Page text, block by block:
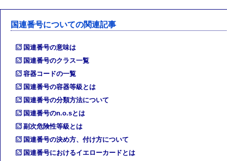
国連番号についての関連記事
国連番号の意味は
国連番号のクラス一覧
容器コードの一覧
国連番号の容器等級とは
国連番号の分類方法について
国連番号のn.o.sとは
副次危険性等級とは
国連番号の決め方、付け方について
国連番号におけるイエローカードとは